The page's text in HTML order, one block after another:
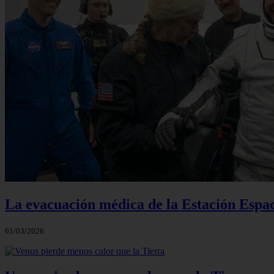
La evacuación médica de la Estación
01/03/2026